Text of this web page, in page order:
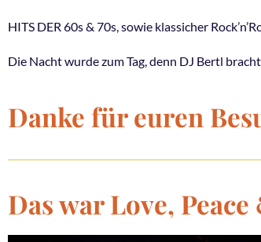
HITS DER 60s & 70s, sowie klassicher
Die Nacht wurde zum Tag, denn DJ Bertl
Danke für euren
Das war Love,